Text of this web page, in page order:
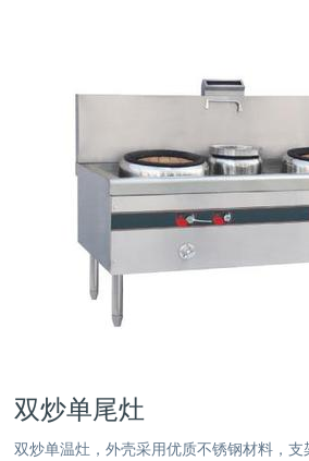
双炒单尾灶
双炒单温灶，外壳采用优质不锈钢材料，